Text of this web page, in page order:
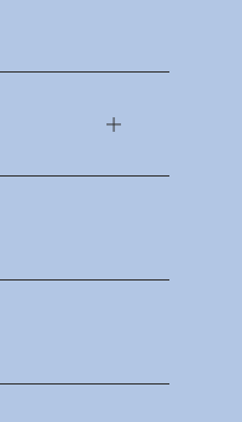
口腔外科